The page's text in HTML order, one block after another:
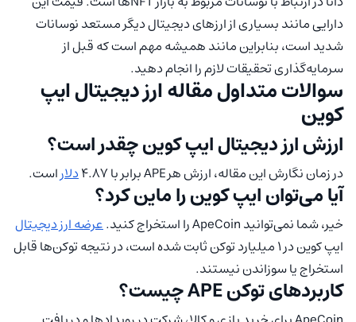
دارایی مانند بسیاری از ارزهای دیجیتال دیگر مستعد نوسانات
شدید است، بنابراین مانند همیشه مهم است که قبل از
سرمایه‌گذاری تحقیقات لازم را انجام دهید.
سوالات متداول مقاله ارز دیجیتال ایپ
کوین
ارزش ارز دیجیتال ایپ کوین چقدر است؟
در زمان نگارش این مقاله، ارزش هر APE برابر با 4.87 دلاراست.
آیا می‌توان ایپ کوین را ماین کرد؟
خیر، شما نمی‌توانید ApeCoin را استخراج کنید.
عرضه ارز دیجیتال
ایپ کوین در 1 میلیارد توکن ثابت شده است، در نتیجه توکن‌ها قابل
استخراج یا سوزاندن نیستند.
کاربردهای توکن APE چیست؟